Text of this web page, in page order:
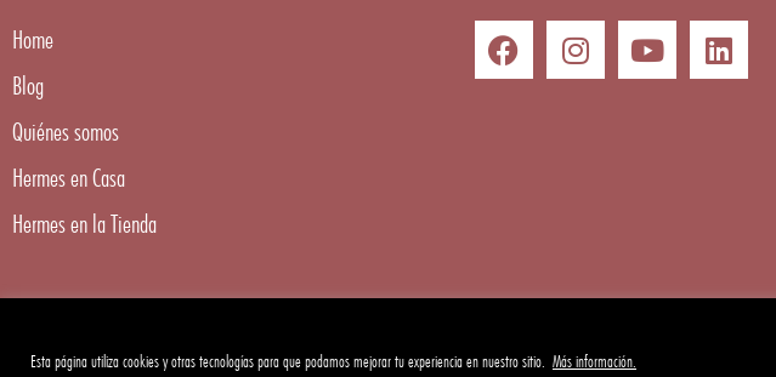
Esta página utiliza cookies y otras tecnologías para que podamos mejorar tu experiencia en nuestro sitio. Más información.
Home
Blog
Quiénes somos
Hermes en Casa
Hermes en la Tienda
Copyright ©2026Hermes Gourmet|Aviso Legal